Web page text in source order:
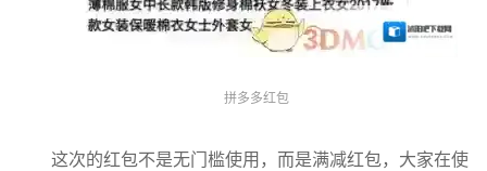
拼多多红包
这次的红包不是无门槛使用，而是满减红包，大家在使